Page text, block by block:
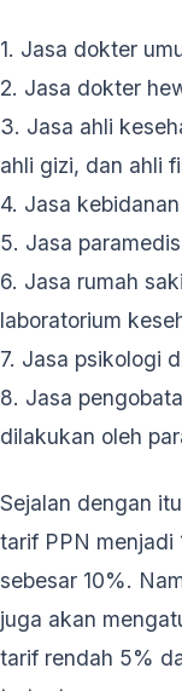
1. Jasa dokter
2. Jasa dokter
3. Jasa ahli
ahli gizi, dan ahli
4. Jasa
5. Jasa
6. Jasa rumah
laboratorium
7. Jasa psikologi
8. Jasa
dilakukan oleh
Sejalan dengan
tarif PPN menjadi
sebesar 10%.
juga akan
tarif rendah 5%